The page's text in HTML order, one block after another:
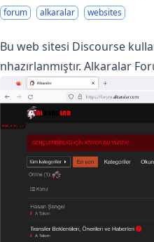
forum alkaralar websites
Bu web sitesi Discourse
nhazırlanmıştır. Alkaralar